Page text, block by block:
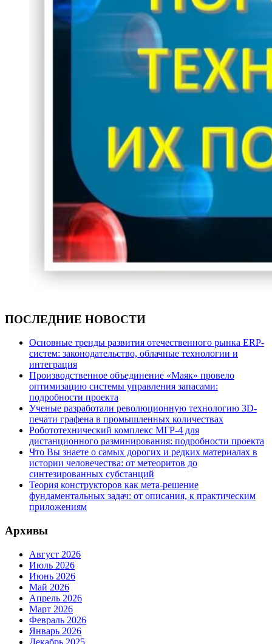
ПОСЛЕДНИЕ НОВОСТИ
Основные тренды развития отечественного рынка ERP-
систем: законодательство, облачные технологии и
интеграция
Производственное объединение «Маяк» провело
оптимизацию системы управления запасами:
подробности проекта
Ученые разработали революционную технологию 3D-
печати графена в промышленных количествах
Робототехнический комплекс МГР-4 для
дистанционного разминирования: подробности проекта
Что Вы знаете о самых дорогих и редких материалах в
истории человечества: от метеоритов до
синтезированных субстанций
Теория конструкторов как мета-решение
фундаментальных задач: от описания, к практическим
приложениям
Архивы
Август 2026
Июль 2026
Июнь 2026
Май 2026
Апрель 2026
Март 2026
Февраль 2026
Январь 2026
Декабрь 2025